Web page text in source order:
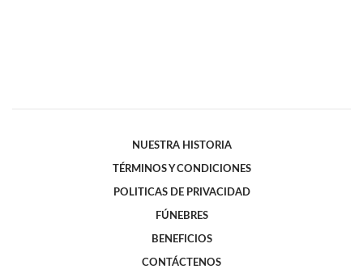
NUESTRA HISTORIA
TÉRMINOS Y CONDICIONES
POLITICAS DE PRIVACIDAD
FÚNEBRES
BENEFICIOS
CONTÁCTENOS